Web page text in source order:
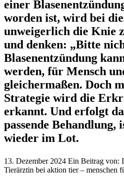
einer
worden ist, wird bei
unweigerlich die Knie
und denken: „Bitte
Blasenentzündung
werden, für Mensch
gleichermaßen. Doch
Strategie wird die
erkannt. Und erfolgt
passende Behandlung,
wieder im Lot.
13. Dezember 2024 Ein Beitrag von:
Tierärztin bei aktion tier – menschen